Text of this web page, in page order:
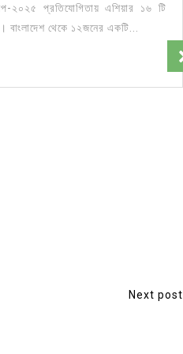
২০২৫ প্রতিযোগিতায় এশিয়ার ১৬ টি
থেকে ১২জনের একটি...
Next post